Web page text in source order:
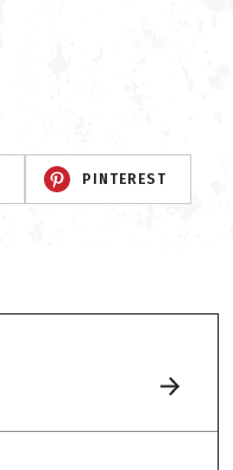
PINTEREST